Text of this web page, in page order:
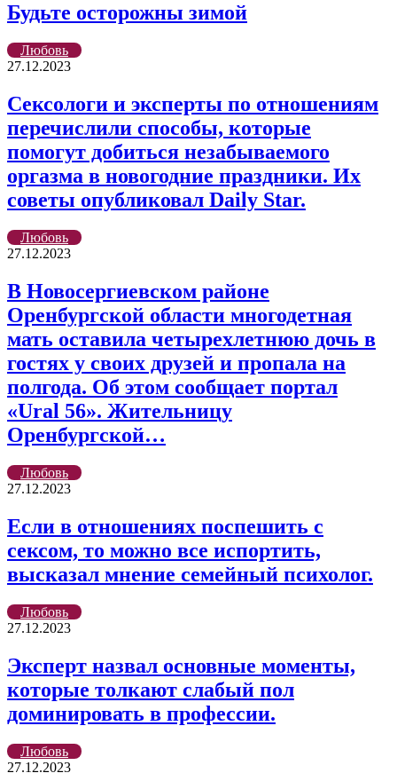
Будьте осторожны зимой
Любовь
27.12.2023
Сексологи и эксперты по отношениям
перечислили способы, которые
помогут добиться незабываемого
оргазма в новогодние праздники. Их
советы опубликовал Daily Star.
Любовь
27.12.2023
В Новосергиевском районе
Оренбургской области многодетная
мать оставила четырехлетнюю дочь в
гостях у своих друзей и пропала на
полгода. Об этом сообщает портал
«Ural 56». Жительницу
Оренбургской…
Любовь
27.12.2023
Если в отношениях поспешить с
сексом, то можно все испортить,
высказал мнение семейный психолог.
Любовь
27.12.2023
Эксперт назвал основные моменты,
которые толкают слабый пол
доминировать в профессии.
Любовь
27.12.2023